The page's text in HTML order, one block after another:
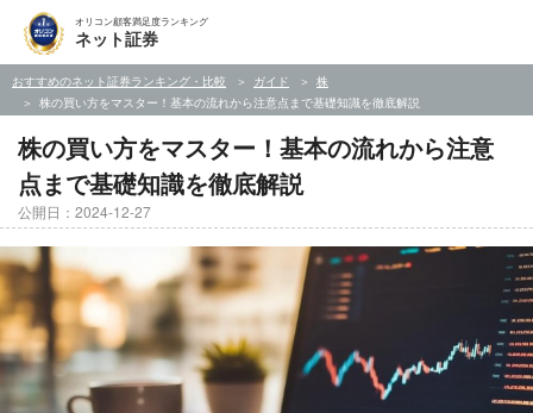
オリコン顧客満足度ランキング
ネット証券
おすすめのネット証券ランキング・比較 ガイド
株
株の買い方をマスター！基本の流れから注意点まで基礎知識を徹底解説
株の買い方をマスター！基本の流れから注意
点まで基礎知識を徹底解説
公開日：2024-12-27